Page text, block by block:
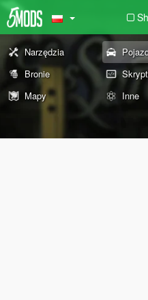
Narzędzia
Bronie
Mapy
Inne